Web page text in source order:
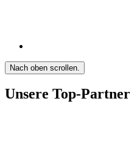
Nach oben scrollen.
Unsere Top-Partner